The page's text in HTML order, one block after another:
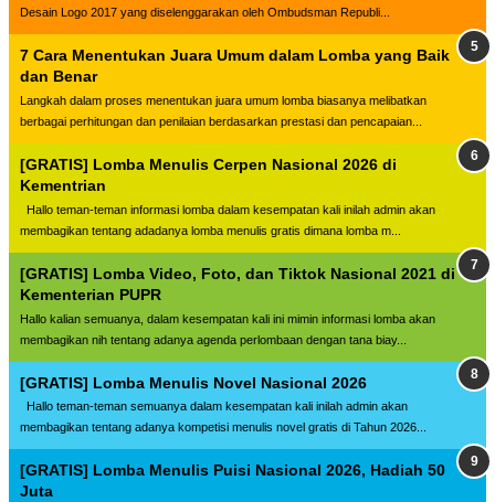
Desain Logo 2017 yang diselenggarakan oleh Ombudsman Republi...
7 Cara Menentukan Juara Umum dalam Lomba yang Baik
dan Benar
Langkah dalam proses menentukan juara umum lomba biasanya melibatkan
berbagai perhitungan dan penilaian berdasarkan prestasi dan pencapaian...
[GRATIS] Lomba Menulis Cerpen Nasional 2026 di
Kementrian
Hallo teman-teman informasi lomba dalam kesempatan kali inilah admin akan
membagikan tentang adadanya lomba menulis gratis dimana lomba m...
[GRATIS] Lomba Video, Foto, dan Tiktok Nasional 2021 di
Kementerian PUPR
Hallo kalian semuanya, dalam kesempatan kali ini mimin informasi lomba akan
membagikan nih tentang adanya agenda perlombaan dengan tana biay...
[GRATIS] Lomba Menulis Novel Nasional 2026
Hallo teman-teman semuanya dalam kesempatan kali inilah admin akan
membagikan tentang adanya kompetisi menulis novel gratis di Tahun 2026...
[GRATIS] Lomba Menulis Puisi Nasional 2026, Hadiah 50
Juta